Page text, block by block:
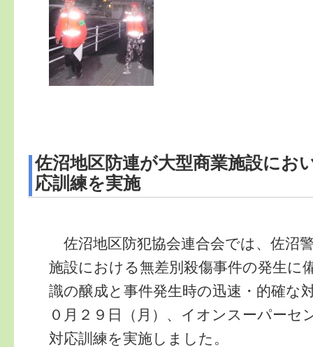
佐沼地区防連が大型商業施設にお
応訓練を実施
佐沼地区防犯協会連合会では、佐沼
施設における無差別殺傷事件の発生に
識の醸成と事件発生時の迅速・的確な
０月２９日（月）、イオンスーパーセ
対応訓練を実施しました。